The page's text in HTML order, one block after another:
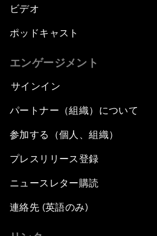
ビデオ
ポッドキャスト
エンゲージメント
サインイン
パートナー（組織）について
参加する（個人、組織）
プレスリリース登録
ニュースレター購読
連絡先 (英語のみ)